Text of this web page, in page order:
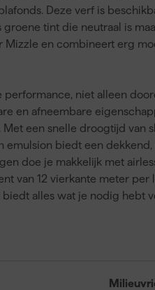
Deze verf is
tint die neutraal is
en combineert erg
performance, niet alleen
en afneembare
een snelle droogtijd van
biedt een dekkend,
doe je makkelijk met
van 12 vierkante meter
alles wat je nodig hebt